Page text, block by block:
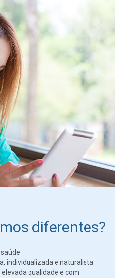
diferentes?
individualizada e naturalista
elevada qualidade e com